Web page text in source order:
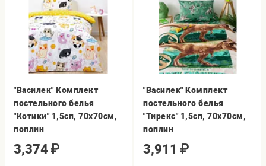
"Василек" Комплект
постельного белья
"Котики" 1,5сп, 70х70см,
поплин
3,374 ₽
"Василек" Комплект
постельного белья
"Тирекс" 1,5сп, 70х70см,
поплин
3,911 ₽